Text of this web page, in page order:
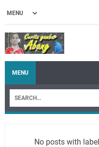
MENU
No posts with